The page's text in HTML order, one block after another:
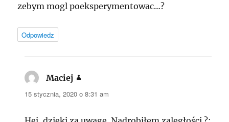
zebym mogl poeksperymentowac…?
Odpowiedz
Maciej
15 stycznia, 2020 o 8:31 am